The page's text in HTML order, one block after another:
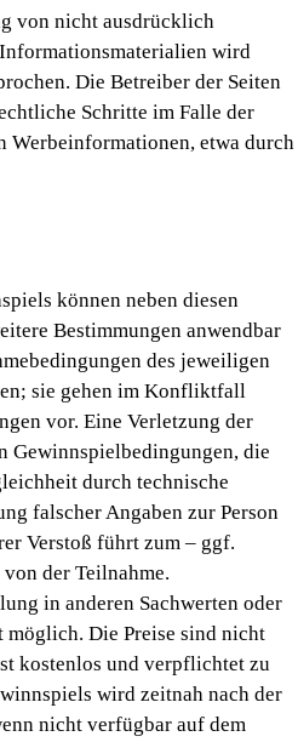
von nicht ausdrücklich
wird
Die Betreiber der Seiten
Schritte im Falle der
Werbeinformationen, etwa durch
können neben diesen
Bestimmungen anwendbar
des jeweiligen
sie gehen im Konfliktfall
vor. Eine Verletzung der
Gewinnspielbedingungen, die
durch technische
falscher Angaben zur Person
Verstoß führt zum – ggf.
der Teilnahme.
in anderen Sachwerten oder
möglich. Die Preise sind nicht
kostenlos und verpflichtet zu
wird zeitnah nach der
nicht verfügbar auf dem